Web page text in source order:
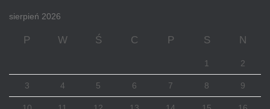
sierpień 2026
P W Ś C P S N
1 2
3 4 5 6 7 8 9